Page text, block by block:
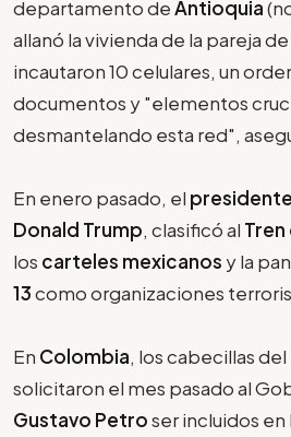
departamento deAntioquia
allanó la vivienda de la pareja de
incautaron 10 celulares, un
documentos y "elementos
desmantelando esta red",
En enero pasado, el
Donald Trump, clasificó al Tren
los carteles mexicanos y la
13como organizaciones
En Colombia, los cabecillas del
solicitaron el mes pasado al
Gustavo Petroser incluidos